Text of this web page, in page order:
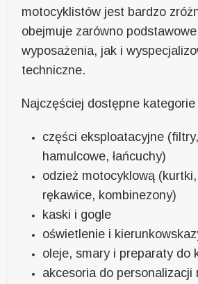
motocyklistów jest bardzo
obejmuje zarówno
wyposażenia, jak i
techniczne.
Najczęściej dostępne
części eksploatacyjne
hamulcowe, łańcuchy)
odzież motocyklową
rękawice, kombinezony)
kaski i gogle
oświetlenie i
oleje, smary i preparaty do
akcesoria do personalizacji